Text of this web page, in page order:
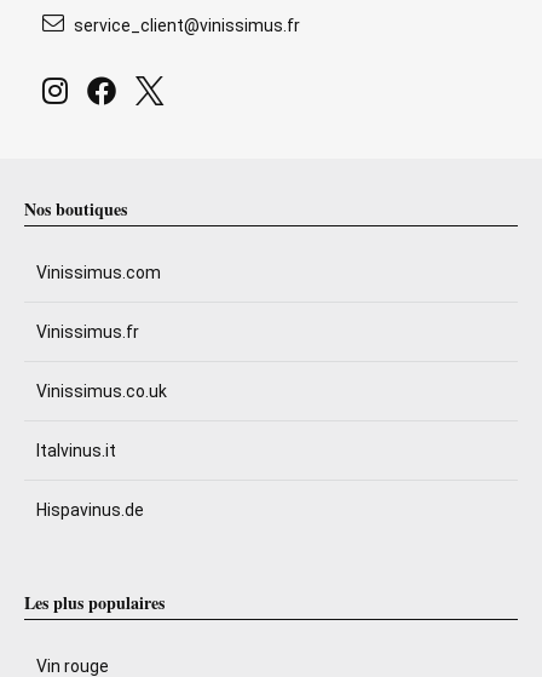
service_client@vinissimus.fr
Nos boutiques
Vinissimus.com
Vinissimus.fr
Vinissimus.co.uk
Italvinus.it
Hispavinus.de
Les plus populaires
Vin rouge